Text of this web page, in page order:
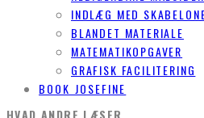
INDLÆG MED
BLANDET MATERIALE
MATEMATIKOPGAVER
GRAFISK FACILITERING
BOOK JOSEFINE
HVAD ANDRE LÆSER